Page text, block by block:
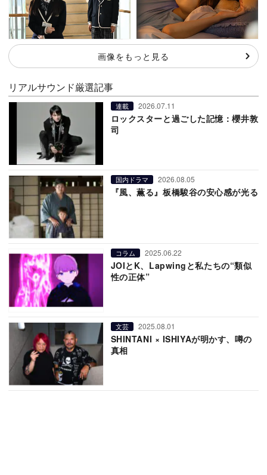
画像をもっと見る
リアルサウンド厳選記事
連載 2026.07.11
ロックスターと過ごした記憶：櫻井敦
司
国内ドラマ 2026.08.05
『風、薫る』板橋駿谷の安心感が光る
コラム 2025.06.22
JOIとK、Lapwingと私たちの“類似
性の正体”
文芸 2025.08.01
SHINTANI × ISHIYAが明かす、噂の
真相